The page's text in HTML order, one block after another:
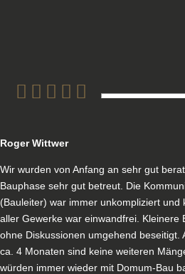
Roger Wittwer
Wir wurden von Anfang an sehr gut
Bauphase sehr gut betreut. Die
(Bauleiter) war immer unkompliziert
aller Gewerke war einwandfrei. Kleinere
ohne Diskussionen umgehend beseitigt.
ca. 4 Monaten sind keine weiteren
würden immer wieder mit Domum-Bau